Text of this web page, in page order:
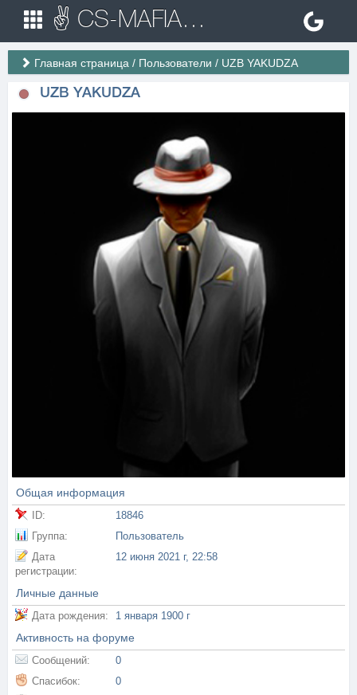
✌ CS-MAFIA.RU ✌ Игровые сервера Counter Strike 1.6
Главная страница / Пользователи / UZB YAKUDZA
UZB YAKUDZA
Общая информация
ID:
18846
Группа:
Пользователь
Дата
регистрации:
12 июня 2021 г, 22:58
Личные данные
Дата рождения: 1 января 1900 г
Активность на форуме
Сообщений:
0
Спасибок:
0